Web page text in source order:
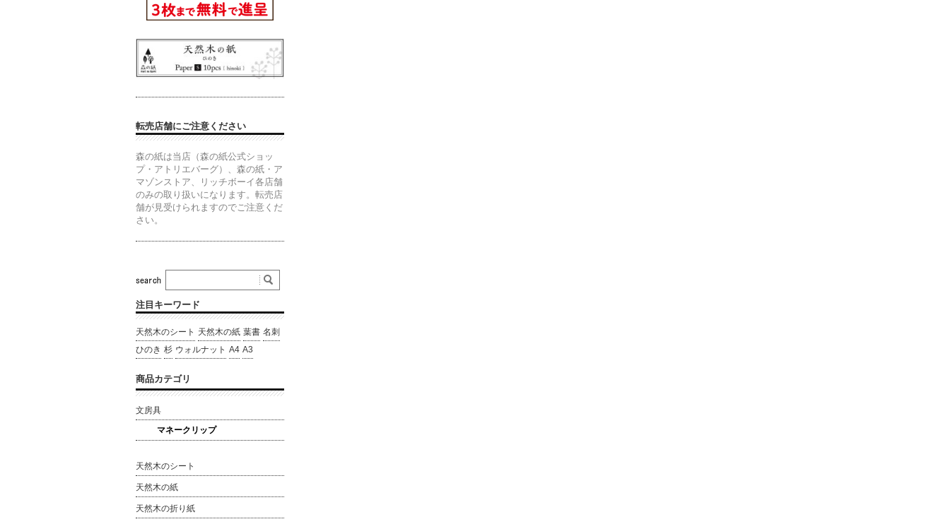
転売店舗にご注意ください
森の紙は当店（森の紙公式ショッ
プ・アトリエバーグ）、森の紙・ア
マゾンストア、リッチボーイ各店舗
のみの取り扱いになります。転売店
舗が見受けられますのでご注意くだ
さい。
注目キーワード
天然木のシート 天然木の紙 葉書 名刺
ひのき 杉 ウォルナット A4 A3
商品カテゴリ
文房具
マネークリップ
天然木のシート
天然木の紙
天然木の折り紙